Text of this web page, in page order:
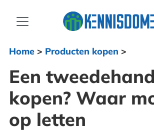
Home> Producten kopen >
Een
kopen? Waar
op letten